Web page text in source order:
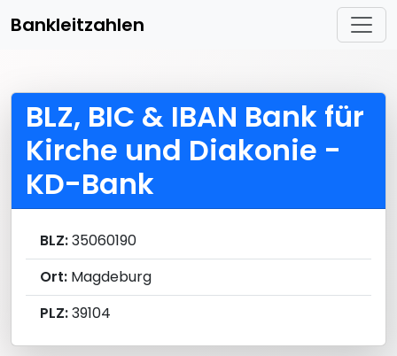
Bankleitzahlen
BLZ, BIC & IBAN Bank für
Kirche und Diakonie -
KD-Bank
BLZ:35060190
Ort: Magdeburg
PLZ:39104